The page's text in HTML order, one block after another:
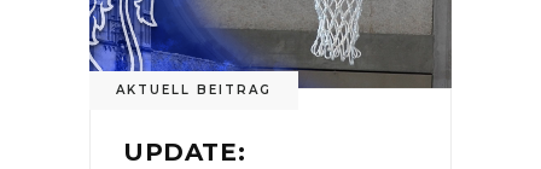
AKTUELL BEITRAG
UPDATE: